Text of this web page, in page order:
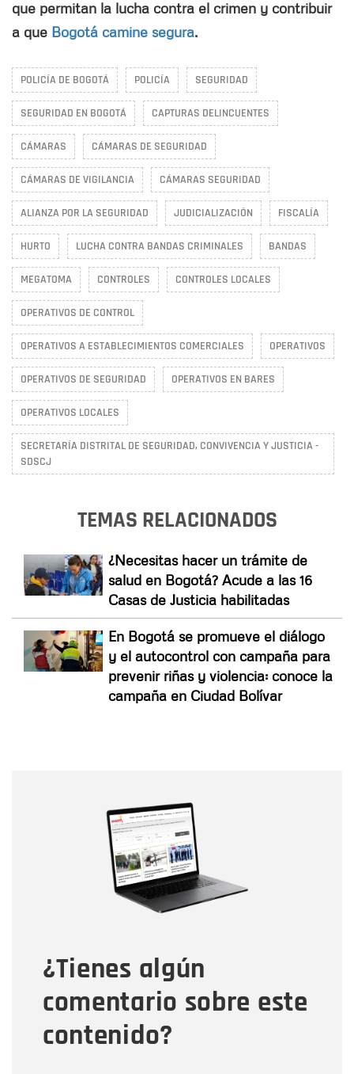
que permitan la lucha contra el crimen y contribuir
a que Bogotá camine segura.
POLICÍA DE BOGOTÁ POLICÍA SEGURIDAD
SEGURIDAD EN BOGOTÁ CAPTURAS DELINCUENTES
CÁMARAS CÁMARAS DE SEGURIDAD
CÁMARAS DE VIGILANCIA CÁMARAS SEGURIDAD
ALIANZA POR LA SEGURIDAD JUDICIALIZACIÓN FISCALÍA
HURTO LUCHA CONTRA BANDAS CRIMINALES BANDAS
MEGATOMA CONTROLES CONTROLES LOCALES
OPERATIVOS DE CONTROL
OPERATIVOS A ESTABLECIMIENTOS COMERCIALES OPERATIVOS
OPERATIVOS DE SEGURIDAD OPERATIVOS EN BARES
OPERATIVOS LOCALES
SECRETARÍA DISTRITAL DE SEGURIDAD, CONVIVENCIA Y JUSTICIA -
SDSCJ
TEMAS RELACIONADOS
¿Necesitas hacer un trámite de
salud en Bogotá? Acude a las 16
Casas de Justicia habilitadas
En Bogotá se promueve el diálogo
y el autocontrol con campaña para
prevenir riñas y violencia: conoce la
campaña en Ciudad Bolívar
¿Tienes algún
comentario sobre este
contenido?
Correo electrónico
Tipo de comentario
Mensaje